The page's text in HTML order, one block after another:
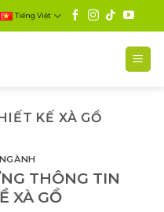
Tiếng Việt
KẾ XÀ GỒ
THÔNG TIN
XÀ GỒ